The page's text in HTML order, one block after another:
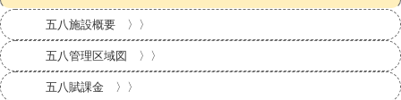
五八施設概要 〉〉
五八管理区域図 〉〉
五八賦課金 〉〉